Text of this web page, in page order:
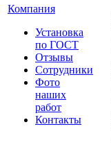
Компания
Установка
по ГОСТ
Отзывы
Сотрудники
Фото
наших
работ
Контакты